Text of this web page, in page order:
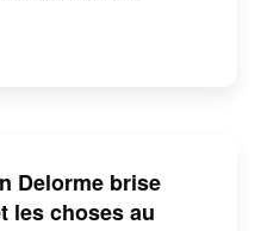
Delorme brise
les choses au